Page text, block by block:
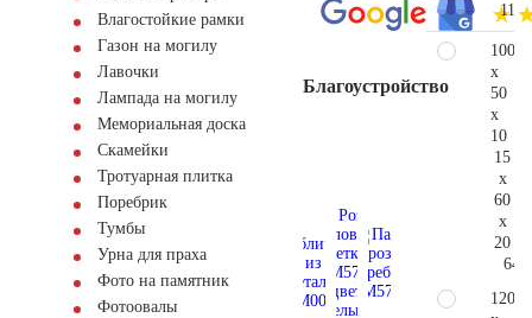
Влагостойкие рамки
Газон на могилу
Лавочки
Лампада на могилу
Мемориальная доска
Скамейки
Тротуарная плитка
Поребрик
Тумбы
Урна для праха
Фото на памятник
Фотоовалы
Благоустройство
100
x
50
x
10
15
x
60
x
20
120